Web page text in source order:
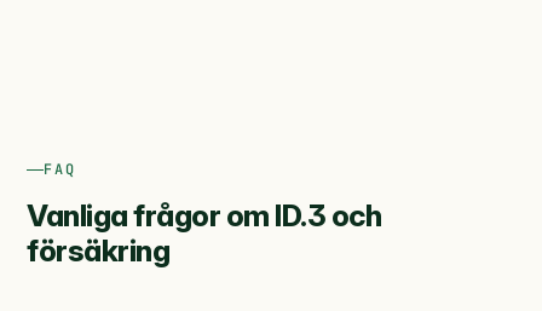
FAQ
Vanliga frågor om ID.3 och
försäkring